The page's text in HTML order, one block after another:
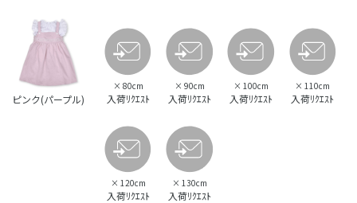
ピンク(パープル)
× 80cm
入荷ﾘｸｴｽﾄ
× 90cm
入荷ﾘｸｴｽﾄ
× 100cm
入荷ﾘｸｴｽﾄ
× 110cm
入荷ﾘｸｴｽﾄ
× 120cm
入荷ﾘｸｴｽﾄ
× 130cm
入荷ﾘｸｴｽﾄ